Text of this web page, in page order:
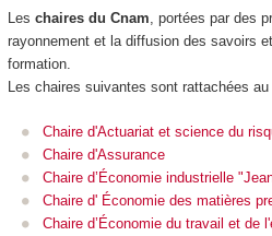
Les chaires du Cnam, portées par des
rayonnement et la diffusion des savoirs
formation.
Les chaires suivantes sont rattachées
Chaire d'Actuariat et science du
Chaire d'Assurance
Chaire d’Économie industrielle
Chaire d' Économie des matières
Chaire d’Économie du travail et de